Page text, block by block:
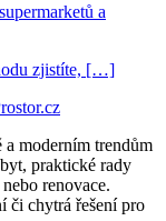
a
zjistíte, […]
a moderním trendům
praktické rady
renovace.
či chytrá řešení pro